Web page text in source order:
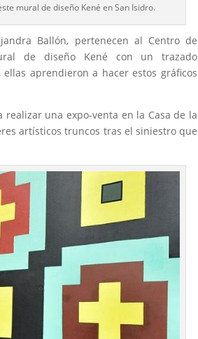
mural de diseño Kené en San Isidro.
Ballón, pertenecen al Centro de
de diseño Kené con un trazado
aprendieron a hacer estos gráficos
una expo-venta en la Casa de la
artísticos truncos tras el siniestro que